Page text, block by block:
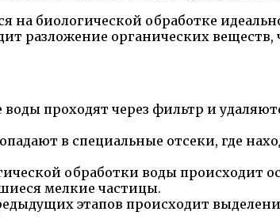
на биологической обработке
разложение органических
проходят через фильтр и
в специальные отсеки, где
обработки воды происходит
мелкие частицы.
этапов происходит